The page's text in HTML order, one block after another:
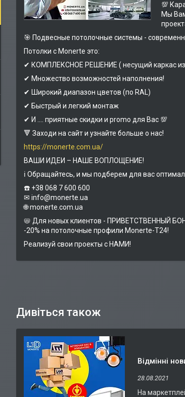
💯
Мы
🎯 Подвесные потолочные системы -
Потолки с Monerte это:
✔ КОМПЛЕКСНОЕ РЕШЕНИЕ ( несущий каркас из
✔ Множество возможностей наполнения!
✔ Широкий диапазон цветов (по RAL)
✔ Быстрый и легкий монтаж
✔ И .... приятные скидки и promo для Вас 💯
🔻 Заходи на сайт и узнайте больше о нас!
https://monerte.com.ua/
ВАШИ ИДЕИ – НАШЕ ВОПЛОЩЕНИЕ!
ℹ Обращайтесь, и мы подберем для вас
☎️ +38 068 7 600 600
✉ info@monerte.ua
🌐 monerte.com.ua
📛 Для новых клиентов - ПРИВЕТСТВЕННЫЙ
-20% на потолочные профили Monerte-Т24!
Реализуй свои проекты с НАМИ!
Відмінні
28.08.2021
На